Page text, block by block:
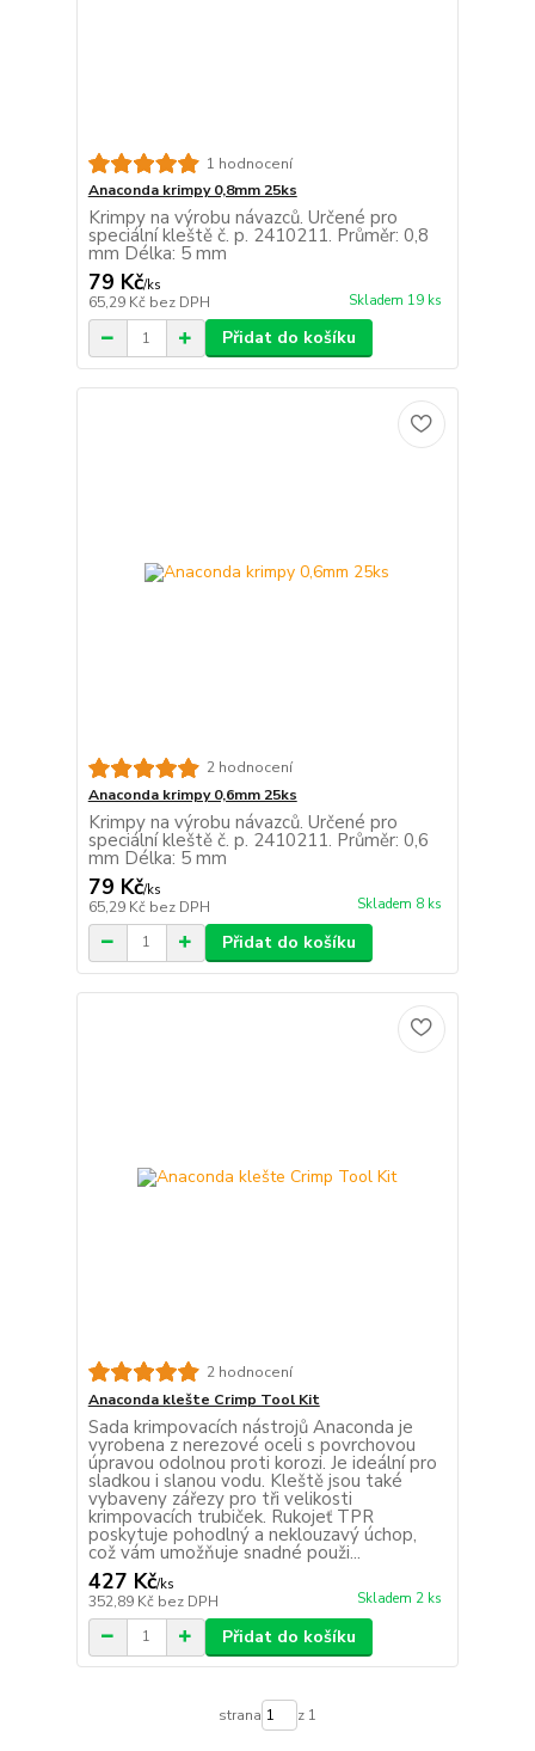
1 hodnocení
Anaconda krimpy 0,8mm 25ks
Krimpy na výrobu návazců. Určené pro
speciální kleště č. p. 2410211. Průměr: 0,8
mm Délka: 5 mm
79 Kč/ks
65,29 Kč bez DPH Skladem 19 ks
Přidat do košíku
2 hodnocení
Anaconda krimpy 0,6mm 25ks
Krimpy na výrobu návazců. Určené pro
speciální kleště č. p. 2410211. Průměr: 0,6
mm Délka: 5 mm
79 Kč/ks
65,29 Kč bez DPH Skladem 8 ks
Přidat do košíku
2 hodnocení
Anaconda klešte Crimp Tool Kit
Sada krimpovacích nástrojů Anaconda je
vyrobena z nerezové oceli s povrchovou
úpravou odolnou proti korozi. Je ideální pro
sladkou i slanou vodu. Kleště jsou také
vybaveny zářezy pro tři velikosti
krimpovacích trubiček. Rukojeť TPR
poskytuje pohodlný a neklouzavý úchop,
což vám umožňuje snadné použi...
427 Kč/ks
352,89 Kč bez DPH Skladem 2 ks
Přidat do košíku
strana z 1